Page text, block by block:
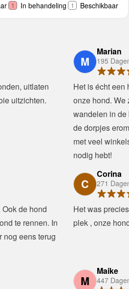
1 In behandeling 1 Beschikbaar
uitlaten
uitzichten.
M
Marian
195
Het is écht een
onze hond. We
wandelen in de
de dorpjes
met veel
nodig hebt!
de hond
te rennen. In
nog eens terug
C
Corina
271
Het was
plek , onze
M
Maike
447